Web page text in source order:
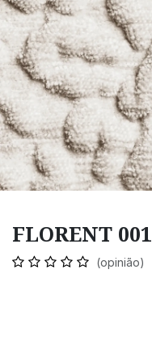
FLORENT 001
(opinião)